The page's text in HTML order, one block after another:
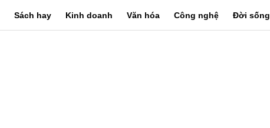
Sách hay Kinh doanh Văn hóa Công nghệ Đời sống